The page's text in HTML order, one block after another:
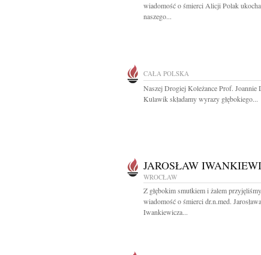
wiadomość o śmierci Alicji Polak
naszego...
CAŁA POLSKA
Naszej Drogiej Koleżance Prof. Joannie
Kulawik składamy wyrazy głębokiego...
JAROSŁAW
WROCŁAW
Z głębokim smutkiem i żalem przyjęliśmy
wiadomość o śmierci dr.n.med. Jarosława
Iwankiewicza...